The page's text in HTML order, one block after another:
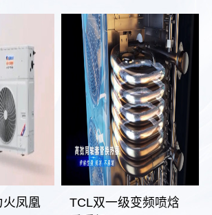
火凤凰
TCL双一级变频喷焓